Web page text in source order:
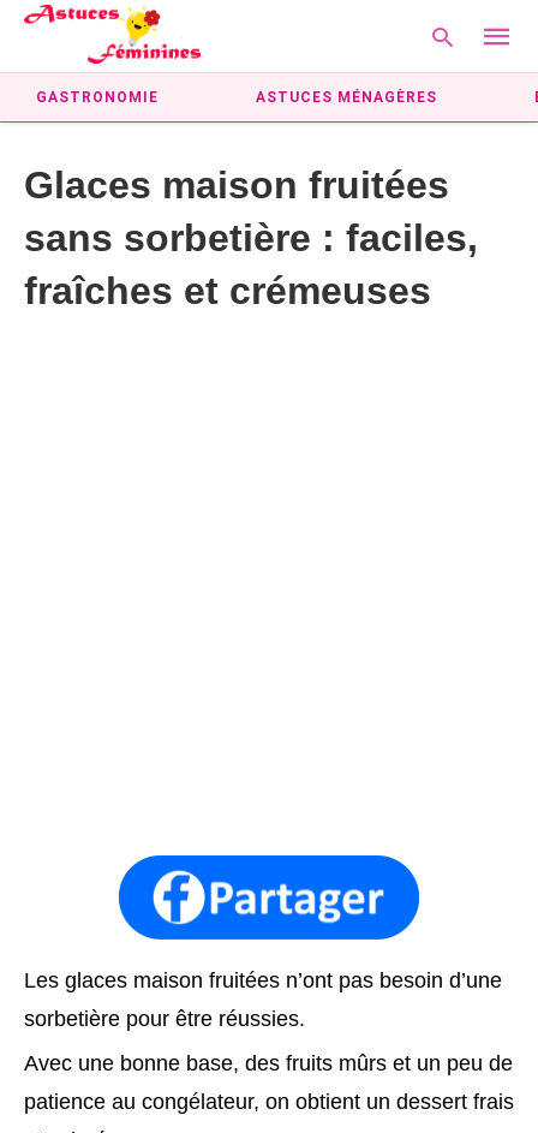
GASTRONOMIE ASTUCES MÉNAGÈRES
Glaces maison fruitées
sans sorbetière : faciles,
fraîches et crémeuses
Les glaces maison fruitées n’ont pas besoin d’une
sorbetière pour être réussies.
Avec une bonne base, des fruits mûrs et un peu de
patience au congélateur, on obtient un dessert frais